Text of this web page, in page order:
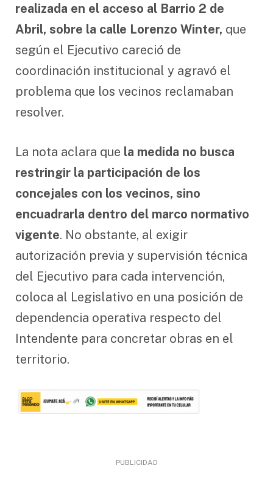
realizada en el acceso al Barrio 2 de
Abril, sobre la calle Lorenzo Winter, que
según el Ejecutivo careció de
coordinación institucional y agravó el
problema que los vecinos reclamaban
resolver.
La nota aclara que la medida no busca
restringir la participación de los
concejales con los vecinos, sino
encuadrarla dentro del marco normativo
vigente. No obstante, al exigir
autorización previa y supervisión técnica
del Ejecutivo para cada intervención,
coloca al Legislativo en una posición de
dependencia operativa respecto del
Intendente para concretar obras en el
territorio.
PUBLICIDAD